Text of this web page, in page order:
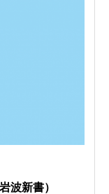
波新書）